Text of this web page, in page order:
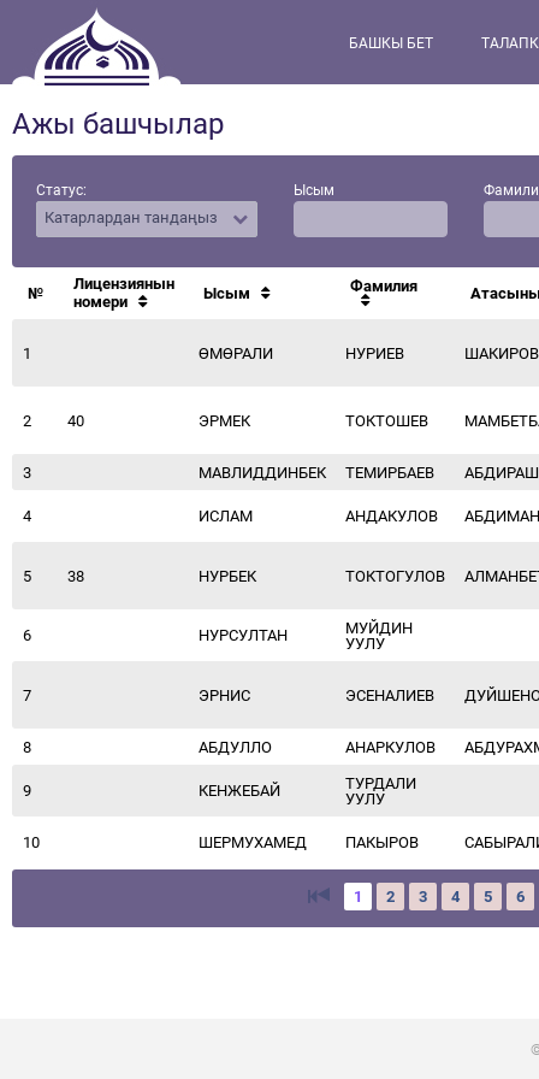
БАШКЫ БЕТ
Ажы башчылар
Статус:
Катарлардан тандаңыз
Ысым
№
Лицензиянын
номери
Ысым Фамилия
1 ӨМӨРАЛИ НУРИЕВ
2 40 ЭРМЕК ТОКТОШЕВ
3 МАВЛИДДИНБЕК ТЕМИРБАЕВ
4 ИСЛАМ АНДАКУЛОВ
5 38 НУРБЕК ТОКТОГУЛОВ
6 НУРСУЛТАН
МУЙДИН
УУЛУ
7 ЭРНИС ЭСЕНАЛИЕВ
8 АБДУЛЛО АНАРКУЛОВ
9 КЕНЖЕБАЙ
ТУРДАЛИ
УУЛУ
10 ШЕРМУХАМЕД ПАКЫРОВ
1 2 3 4 5 6